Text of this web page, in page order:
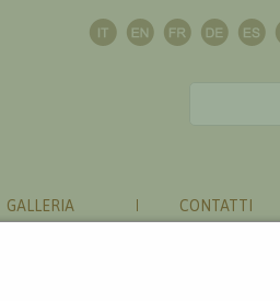
GALLERIA CONTATTI